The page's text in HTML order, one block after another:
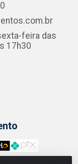
feira das
17h30